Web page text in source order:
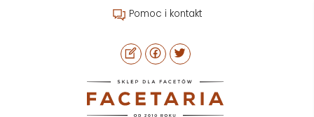
Pomoc i kontakt